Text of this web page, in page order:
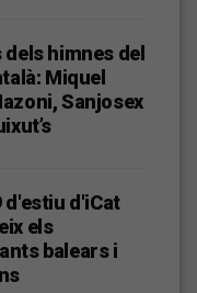
dels himnes del
Miquel
Sanjosex
d'estiu d'iCat
els
balears i